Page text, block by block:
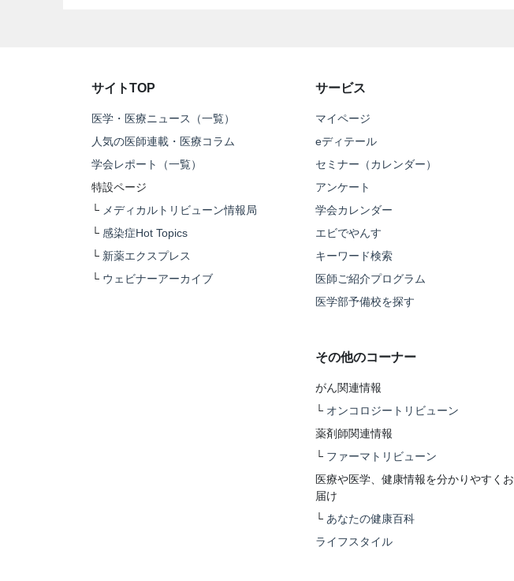
サイトTOP
医学・医療ニュース（一覧）
人気の医師連載・医療コラム
学会レポート（一覧）
特設ページ
└ メディカルトリビューン情報局
└ 感染症Hot Topics
└ 新薬エクスプレス
└ ウェビナーアーカイブ
サービス
マイページ
eディテール
セミナー（カレンダー）
アンケート
学会カレンダー
エビでやんす
キーワード検索
医師ご紹介プログラム
医学部予備校を探す
その他のコーナー
がん関連情報
└ オンコロジートリビューン
薬剤師関連情報
└ ファーマトリビューン
医療や医学、健康情報を分かりやすくお
届け
└ あなたの健康百科
ライフスタイル